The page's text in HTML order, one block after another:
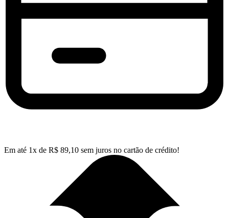
Em até 1x de R$ 89,10 sem juros no cartão de crédito!